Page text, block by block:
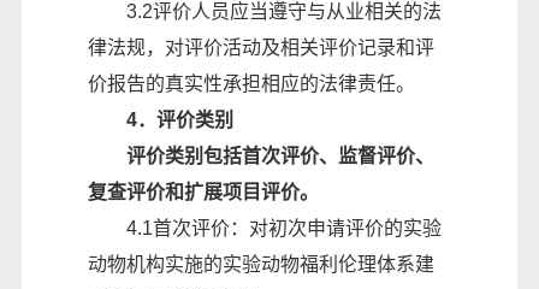
3.2评价人员应当遵守与从业相关的法
律法规，对评价活动及相关评价记录和评
价报告的真实性承担相应的法律责任。
4．评价类别
评价类别包括首次评价、监督评价、
复查评价和扩展项目评价。
4.1首次评价：对初次申请评价的实验
动物机构实施的实验动物福利伦理体系建